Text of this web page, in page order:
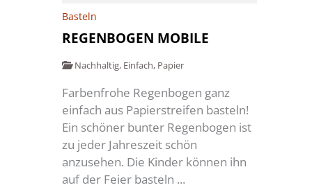
Basteln
REGENBOGEN MOBILE
Nachhaltig, Einfach, Papier
Farbenfrohe Regenbogen ganz
einfach aus Papierstreifen basteln!
Ein schöner bunter Regenbogen ist
zu jeder Jahreszeit schön
anzusehen. Die Kinder können ihn
auf der Feier basteln ...